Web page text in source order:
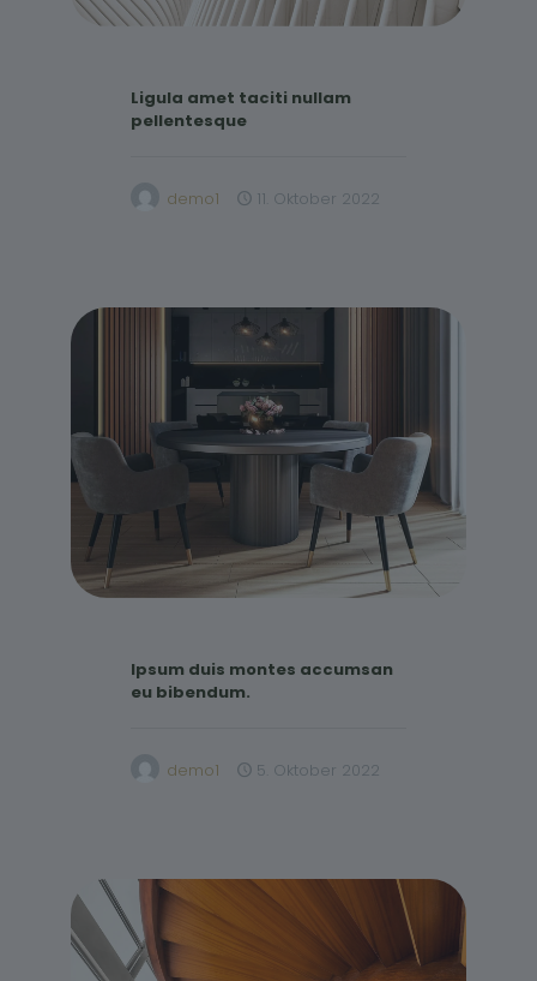
Ligula amet taciti nullam
pellentesque
demo1 11. Oktober 2022
Ipsum duis montes accumsan
eu bibendum.
demo1 5. Oktober 2022